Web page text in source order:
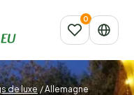
de luxe /Allemagne